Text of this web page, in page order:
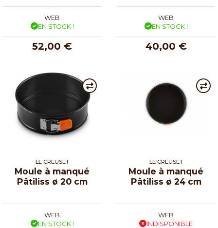
WEB
EN STOCK !
52,00 €
WEB
EN STOCK !
40,00 €
LE CREUSET
Moule à manqué
Pâtiliss ø 20 cm
WEB
EN STOCK !
LE CREUSET
Moule à manqué
Pâtiliss ø 24 cm
WEB
INDISPONIBLE